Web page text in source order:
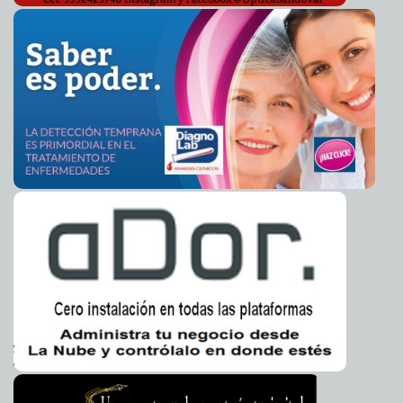
2011-12-19 07:46:22 Murió el ex presidente checo Vaclav Havel A7
Enfrentamientos en Egipto dejan nueve muertos A7
2011-12-18 06:17:00 Batman, impotente ante autoridades chinas A7
2011-12-18 06:15:00 Una muñeca india, la mujer más pequeña del mundo
Niega Erdogan genocidio armenio A7
2011-12-18 06:00:00 El peligroso filósofo que persuadió a Sarkozy de
intervenir en Libia A7
2011-12-18 06:00:00 Libia afronta larga y difícil transición: el Pentágono
2011-12-17 17:32:16 Punto final a la guerra en IrakA7
Dos años a Chirac
2011-12-16 23:00:00 Santa Cachucha Goyito Zavala
Fortuny Loret de Mola
Delatorre S.J.
2011-12-16 19:28:13 Confisca Rusia material radiactivo destinado a Irán
2011-12-16 19:22:54 Falleció Christopher Hitchens A7
2011-12-16 16:09:54 Lego presenta los principales acontecimientos de 2011